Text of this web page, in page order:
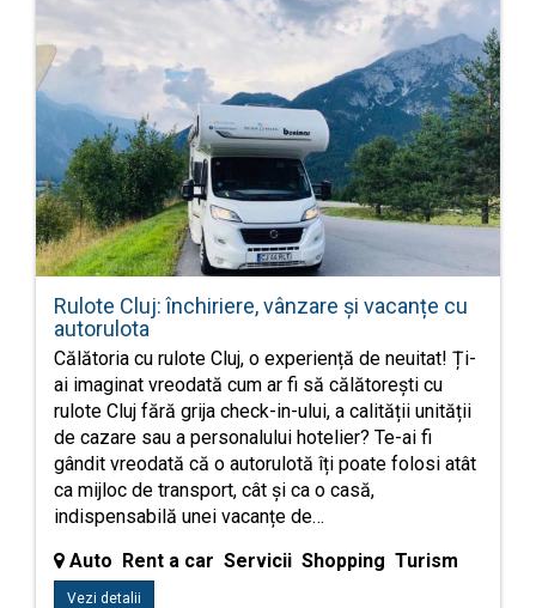
Rulote Cluj: închiriere, vânzare și vacanțe cu
autorulota
Călătoria cu rulote Cluj, o experiență de neuitat! Ți-
ai imaginat vreodată cum ar fi să călătorești cu
rulote Cluj fără grija check-in-ului, a calității unității
de cazare sau a personalului hotelier? Te-ai fi
gândit vreodată că o autorulotă îți poate folosi atât
ca mijloc de transport, cât și ca o casă,
indispensabilă unei vacanțe de…
Auto Rent a car Servicii Shopping Turism
Vezi detalii